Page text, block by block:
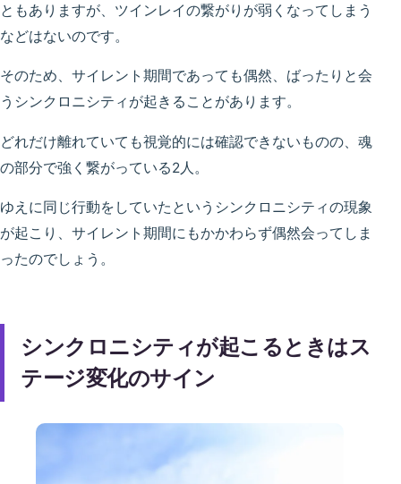
ともありますが、ツインレイの繋がりが弱くなってしまう
などはないのです。
そのため、サイレント期間であっても偶然、ばったりと会
うシンクロニシティが起きることがあります。
どれだけ離れていても視覚的には確認できないものの、魂
の部分で強く繋がっている2人。
ゆえに同じ行動をしていたというシンクロニシティの現象
が起こり、サイレント期間にもかかわらず偶然会ってしま
ったのでしょう。
シンクロニシティが起こるときはス
テージ変化のサイン